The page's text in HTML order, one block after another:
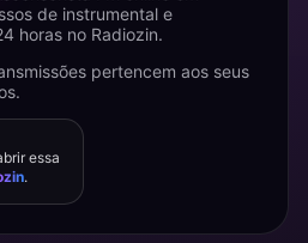
de instrumental e
horas no Radiozin.
pertencem aos seus
essa
.